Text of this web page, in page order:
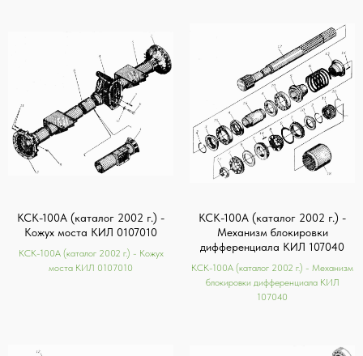
КСК-100А (каталог 2002 г.) -
Кожух моста КИЛ 0107010
КСК-100А (каталог 2002 г.) - Кожух
моста КИЛ 0107010
КСК-100А (каталог 2002 г.) -
Механизм блокировки
дифференциала КИЛ 107040
КСК-100А (каталог 2002 г.) - Механизм
блокировки дифференциала КИЛ
107040